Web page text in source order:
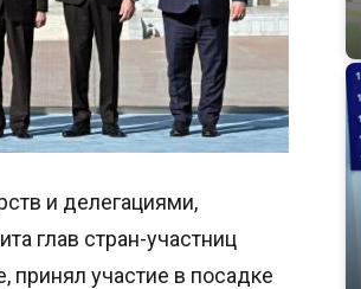
и делегациями,
глав стран-участниц
принял участие в посадке